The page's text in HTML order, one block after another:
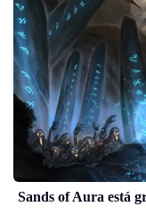
Sands of Aura está